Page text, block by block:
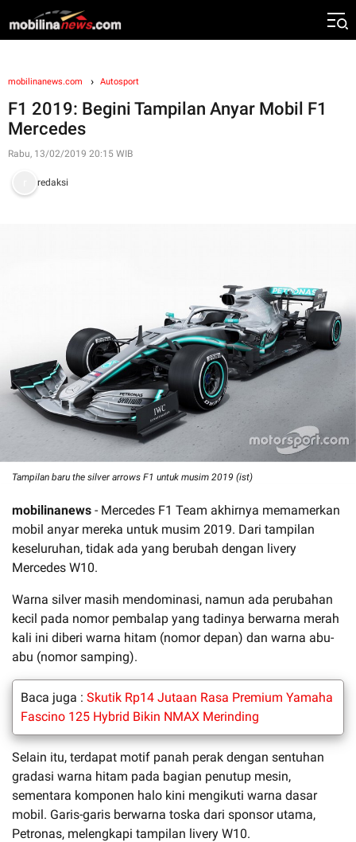
mobilinanews.com Autosport
F1 2019: Begini Tampilan Anyar Mobil F1
Mercedes
Rabu, 13/02/2019 20:15 WIB
redaksi
Tampilan baru the silver arrows F1 untuk musim 2019 (ist)
mobilinanews - Mercedes F1 Team akhirnya memamerkan
mobil anyar mereka untuk musim 2019. Dari tampilan
keseluruhan, tidak ada yang berubah dengan livery
Mercedes W10.
Warna silver masih mendominasi, namun ada perubahan
kecil pada nomor pembalap yang tadinya berwarna merah
kali ini diberi warna hitam (nomor depan) dan warna abu-
abu (nomor samping).
Baca juga : Skutik Rp14 Jutaan Rasa Premium Yamaha
Fascino 125 Hybrid Bikin NMAX Merinding
Selain itu, terdapat motif panah perak dengan sentuhan
gradasi warna hitam pada bagian penutup mesin,
sementara komponen halo kini mengikuti warna dasar
mobil. Garis-garis berwarna toska dari sponsor utama,
Petronas, melengkapi tampilan livery W10.